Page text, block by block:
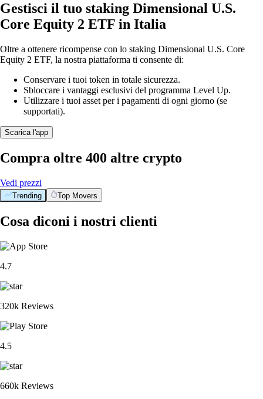
Gestisci il tuo staking Dimensional U.S.
Core Equity 2 ETF in Italia
Oltre a ottenere ricompense con lo staking Dimensional U.S. Core
Equity 2 ETF, la nostra piattaforma ti consente di:
Conservare i tuoi token in totale sicurezza.
Sbloccare i vantaggi esclusivi del programma Level Up.
Utilizzare i tuoi asset per i pagamenti di ogni giorno (se
supportati).
Scarica l'app
Compra oltre 400 altre crypto
Vedi prezzi
Trending Top Movers
Cosa diconi i nostri clienti
4.7
320k Reviews
4.5
660k Reviews